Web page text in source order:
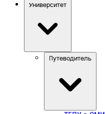
Университет
Путеводитель